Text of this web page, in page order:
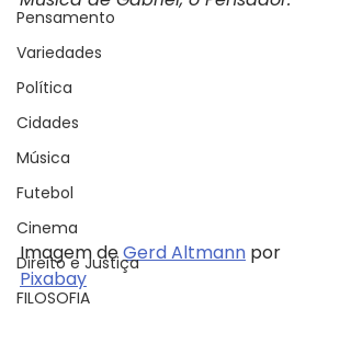
Pensamento
Variedades
Política
Cidades
Música
Futebol
Cinema
Direito e Justiça
FILOSOFIA
Imagem de Gerd Altmann por
Pixabay